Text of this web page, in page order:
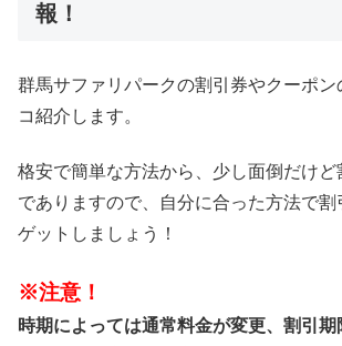
報！
群馬サファリパークの割引券やクーポン
コ紹介します。
格安で簡単な方法から、少し面倒だけど
でありますので、自分に合った方法で
ゲットしましょう！
※注意！
時期によっては通常料金が変更、割引